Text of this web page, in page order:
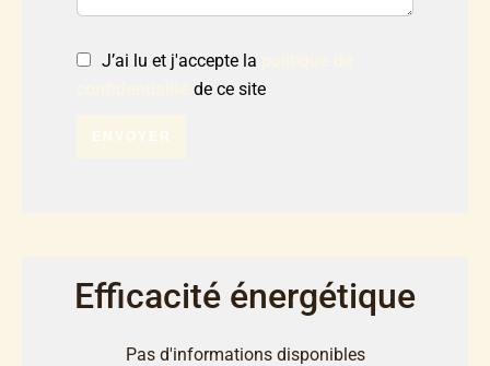
J’ai lu et j'accepte la
de ce site
ENVOYER
Efficacité énergétique
Pas d'informations disponibles